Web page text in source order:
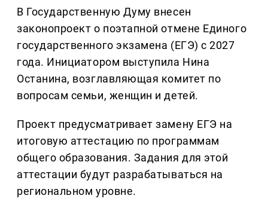
В Государственную Думу внесен
законопроект о поэтапной отмене Единого
государственного экзамена (ЕГЭ) с 2027
года. Инициатором выступила Нина
Останина, возглавляющая комитет по
вопросам семьи, женщин и детей.
Проект предусматривает замену ЕГЭ на
итоговую аттестацию по программам
общего образования. Задания для этой
аттестации будут разрабатываться на
региональном уровне.